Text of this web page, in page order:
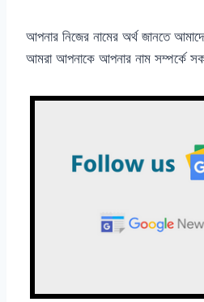
আপনার নিজের নামের অর্থ জানতে
আমরা আপনাকে আপনার নাম সম্পর্কে